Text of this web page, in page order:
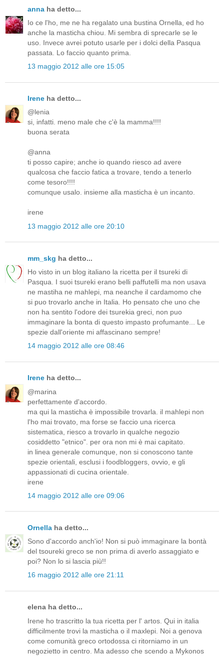
anna ha detto...
Io ce l'ho, me ne ha regalato una bustina Ornella, ed ho
anche la masticha chiou. Mi sembra di sprecarle se le
uso. Invece avrei potuto usarle per i dolci della Pasqua
passata. Lo faccio quanto prima.
13 maggio 2012 alle ore 15:05
Irene ha detto...
@lenia
si, infatti. meno male che c'è la mamma!!!!
buona serata
@anna
ti posso capire; anche io quando riesco ad avere
qualcosa che faccio fatica a trovare, tendo a tenerlo
come tesoro!!!!
comunque usalo. insieme alla masticha è un incanto.
irene
13 maggio 2012 alle ore 20:10
mm_skg ha detto...
Ho visto in un blog italiano la ricetta per il tsureki di
Pasqua. I suoi tsureki erano belli paffutelli ma non usava
ne mastiha ne mahlepi, ma neanche il cardamomo che
si puo trovarlo anche in Italia. Ho pensato che uno che
non ha sentito l'odore dei tsurekia greci, non puo
immaginare la bonta di questo impasto profumante... Le
spezie dall'oriente mi affascinano sempre!
14 maggio 2012 alle ore 08:46
Irene ha detto...
@marina
perfettamente d'accordo.
ma qui la masticha è impossibile trovarla. il mahlepi non
l'ho mai trovato, ma forse se faccio una ricerca
sistematica, riesco a trovarlo in qualche negozio
cosiddetto "etnico". per ora non mi è mai capitato.
in linea generale comunque, non si conoscono tante
spezie orientali, esclusi i foodbloggers, ovvio, e gli
appassionati di cucina orientale.
irene
14 maggio 2012 alle ore 09:06
Ornella ha detto...
Sono d'accordo anch'io! Non si può immaginare la bontà
del tsoureki greco se non prima di averlo assaggiato e
poi? Non lo si lascia più!!
16 maggio 2012 alle ore 21:11
elena ha detto...
Irene ho trascritto la tua ricetta per l' artos. Qui in italia
difficilmente trovi la masticha o il maxlepi. Noi a genova
come comunità greco ortodossa ci ritorniamo in un
negozietto in centro. Ma adesso che scendo a Mykonos